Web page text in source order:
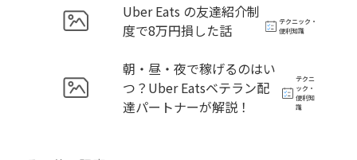
Uber Eats の友達紹介制
度で8万円損した話
テクニック・
便利知識
朝・昼・夜で稼げるのはい
つ？Uber Eatsベテラン配
達パートナーが解説！
テクニ
ック・
便利知
識